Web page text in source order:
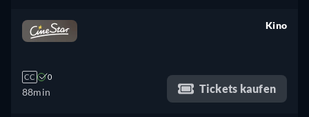
CC 0
88min
Kino
Tickets kaufen